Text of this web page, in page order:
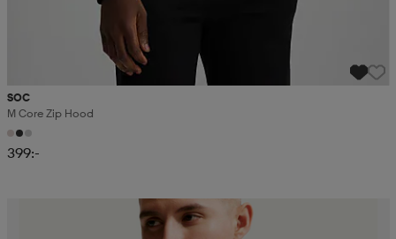
SOC
M Core Zip Hood
399:-